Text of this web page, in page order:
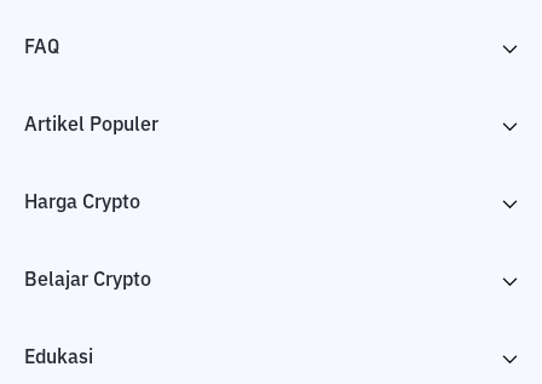
FAQ
Artikel Populer
Harga Crypto
Belajar Crypto
Edukasi